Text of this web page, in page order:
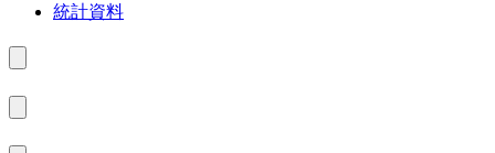
統計資料